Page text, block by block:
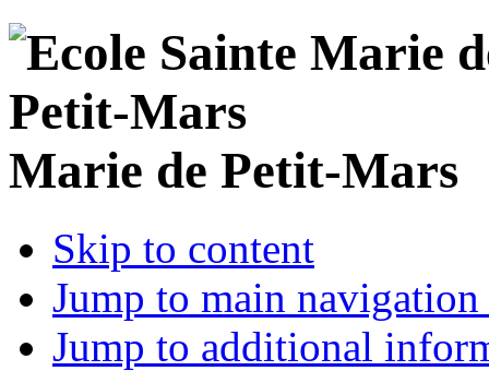
Marie de Petit-Mars
Skip to content
Jump to main
Jump to additional